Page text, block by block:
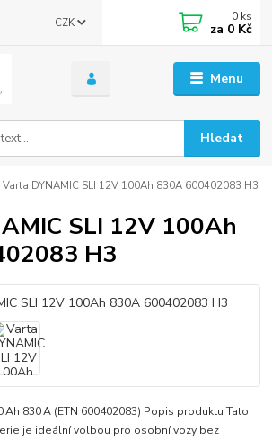
Menu
CZK
Hledat
0 ks
za 0 Kč
Varta DYNAMIC SLI 12V 100Ah 830A 600402083 H3
SLI 12V 100Ah
H3
Ah 830 A (ETN 600402083) Popis produktu Tato
je ideální volbou pro osobní vozy bez